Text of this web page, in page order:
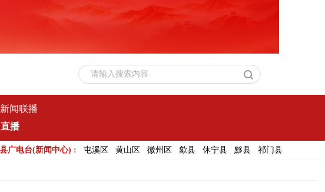
请输入搜索内容
闻联播
直播
广电台(新闻中心) : 屯溪区 黄山区 徽州区 歙县 休宁县 黟县 祁门县